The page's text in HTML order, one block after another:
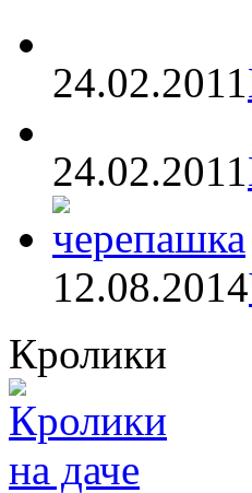
24.02.2011
24.02.2011
12.08.2014
Кролики